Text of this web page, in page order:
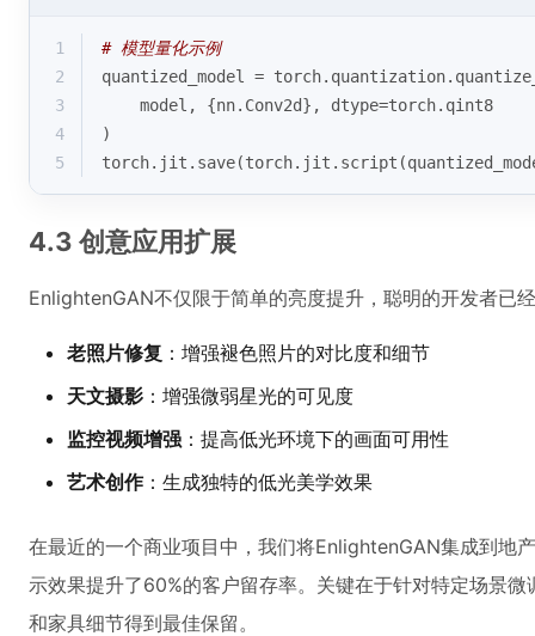
1
# 模型量化示例
2
quantized_model =
3
    model, {nn.Conv2d}, dtype=torch.qint8
4
)
5
4.3 创意应用扩展
EnlightenGAN不仅限于简单的亮度提升，聪明的开发者已
老照片修复 ：增强褪色照片的对比度和细节
天文摄影 ：增强微弱星光的可见度
监控视频增强 ：提高低光环境下的画面可用性
艺术创作：生成独特的低光美学效果
在最近的一个商业项目中，我们将EnlightenGAN集成到地
示效果提升了60%的客户留存率。关键在于针对特定场景
和家具细节得到最佳保留。